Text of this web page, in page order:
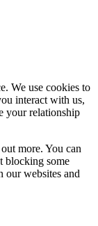
We use cookies to
interact with us,
your relationship
more. You can
blocking some
our websites and